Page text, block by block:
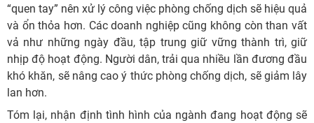
“quen tay” nên xử lý công việc phòng chống dịch sẽ hiệu quả
và ổn thỏa hơn. Các doanh nghiệp cũng không còn than vất
vả như những ngày đầu, tập trung giữ vững thành trì, giữ
nhịp độ hoạt động. Người dân, trải qua nhiều lần đương đầu
khó khăn, sẽ nâng cao ý thức phòng chống dịch, sẽ giảm lây
lan hơn.
Tóm lại, nhận định tình hình của ngành đang hoạt động sẽ